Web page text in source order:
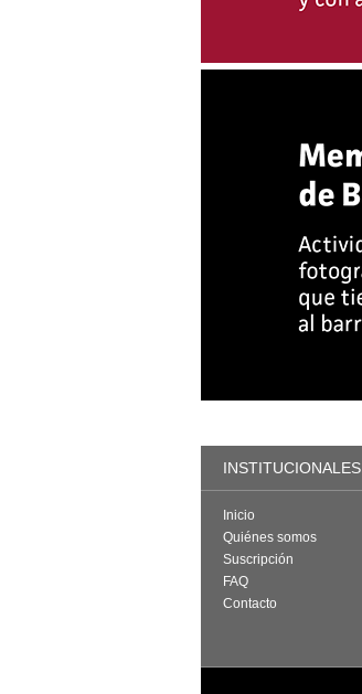
INSTITUCIONALES
Inicio
Quiénes somos
Suscripción
FAQ
Contacto